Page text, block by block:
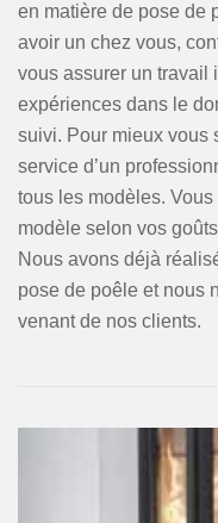
en matière de pose de
avoir un chez vous,
vous assurer un travail
expériences dans le
suivi. Pour mieux vous
service d’un
tous les modèles.
modèle selon vos
Nous avons déjà
pose de poêle et nous
venant de nos clients.